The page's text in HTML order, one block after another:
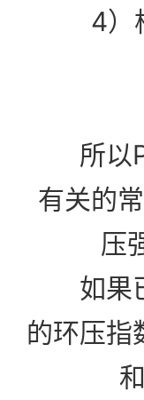
4）根
所以
有关的
压
如果已
的环压指